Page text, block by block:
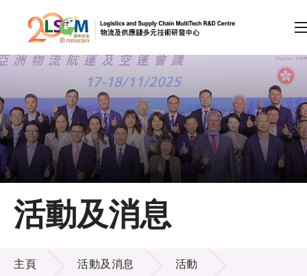
跳到內容（按回車鍵）
會員登入
A A EN 繁 简
主頁
關於LSCM
技術商品化
活動及消息
活動及消息
主頁 活動及消息 活動